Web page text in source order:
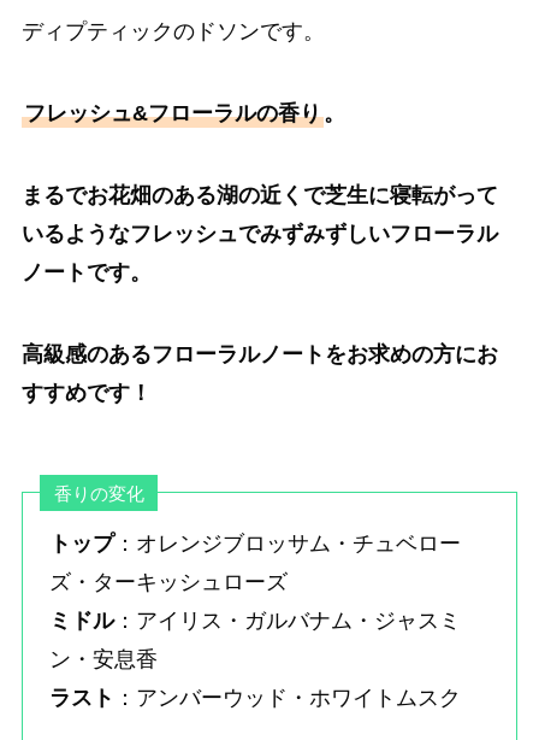
ディプティックのドソンです。
フレッシュ&フローラルの香り。
まるでお花畑のある湖の近くで芝生に寝転がって
いるようなフレッシュでみずみずしいフローラル
ノートです。
高級感のあるフローラルノートをお求めの方にお
すすめです！
香りの変化
トップ：オレンジブロッサム・チュベロー
ズ・ターキッシュローズ
ミドル：アイリス・ガルバナム・ジャスミ
ン・安息香
ラスト ：アンバーウッド・ホワイトムスク